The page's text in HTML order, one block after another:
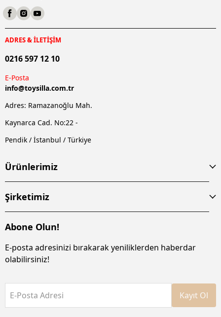
ADRES & İLETİŞİM
0216 597 12 10
E-Posta
info@toysilla.com.tr
Adres: Ramazanoğlu Mah.
Kaynarca Cad. No:22 -
Pendik / İstanbul / Türkiye
Ürünlerimiz
Şirketimiz
Abone Olun!
E-posta adresinizi bırakarak yeniliklerden haberdar
olabilirsiniz!
E-Posta Adresi Kayıt Ol